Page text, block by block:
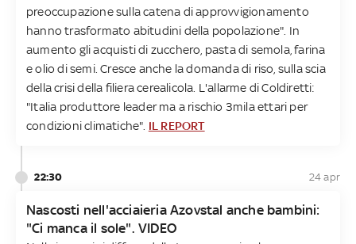
preoccupazione sulla catena di approvvigionamento
hanno trasformato abitudini della popolazione". In
aumento gli acquisti di zucchero, pasta di semola, farina
e olio di semi. Cresce anche la domanda di riso, sulla scia
della crisi della filiera cerealicola. L'allarme di Coldiretti:
"Italia produttore leader ma a rischio 3mila ettari per
condizioni climatiche". IL REPORT
22:30 24 apr
Nascosti nell'acciaieria Azovstal anche bambini:
"Ci manca il sole". VIDEO